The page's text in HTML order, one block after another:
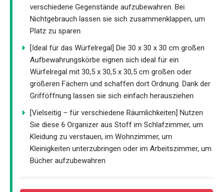
verschiedene Gegenstände aufzubewahren. Bei
Nichtgebrauch lassen sie sich zusammenklappen, um
Platz zu sparen
[Ideal für das Würfelregal] Die 30 x 30 x 30 cm großen
Aufbewahrungskörbe eignen sich ideal für ein
Würfelregal mit 30,5 x 30,5 x 30,5 cm großen oder
größeren Fächern und schaffen dort Ordnung. Dank der
Grifföffnung lassen sie sich einfach herausziehen
[Vielseitig – für verschiedene Räumlichkeiten] Nutzen
Sie diese 6 Organizer aus Stoff im Schlafzimmer, um
Kleidung zu verstauen, im Wohnzimmer, um
Kleinigkeiten unterzubringen oder im Arbeitszimmer, um
Bücher aufzubewahren